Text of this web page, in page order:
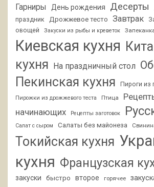
Гарниры День рождения Десерты
праздник
Дрожжевое тесто Завтрак
овощей
Закуски из рыбы и креветок
Киевская кухня
кухня
На праздничный стол
Пекинская кухня Пироги из
Пирожки из дрожжевого теста Птица
начинающих
Рецепты заготовок
Салат с сыром Салаты без майонеза
Токийская кухня
кухня Французская
закуски
быстро второе горячее